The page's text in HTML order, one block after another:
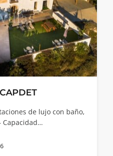
de lujo con baño,
Capacidad…